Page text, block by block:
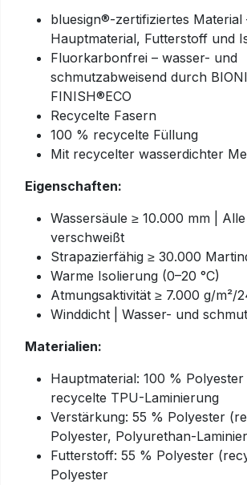
bluesign®-zertifiziertes Material
Hauptmaterial, Futterstoff und
Fluorkarbonfrei – wasser- und
schmutzabweisend durch
FINISH®ECO
Recycelte Fasern
100 % recycelte Füllung
Mit recycelter wasserdichter
Eigenschaften:
Wassersäule ≥ 10.000 mm |
verschweißt
Strapazierfähig ≥ 30.000
Warme Isolierung (0–20 °C)
Atmungsaktivität ≥ 7.000 g/m²/
Winddicht | Wasser- und
Materialien:
Hauptmaterial: 100 %
recycelte TPU-Laminierung
Verstärkung: 55 % Polyester
Polyester, Polyurethan-
Futterstoff: 55 % Polyester
Polyester